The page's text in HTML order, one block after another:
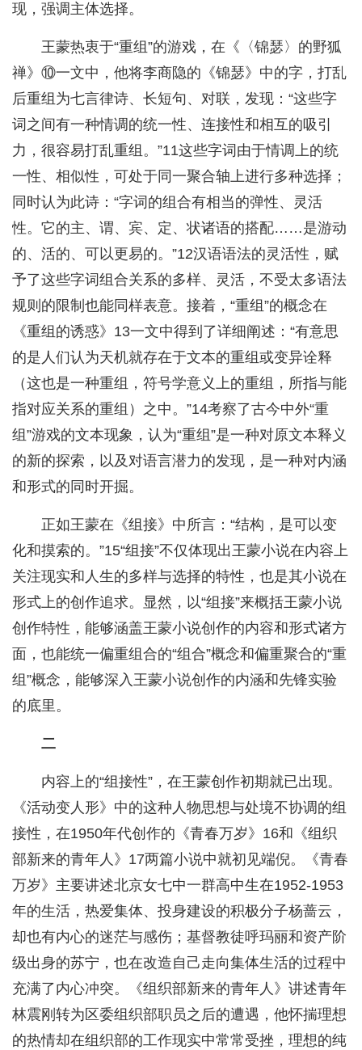
现，强调主体选择。
王蒙热衷于“重组”的游戏，在《〈锦瑟〉的野狐
禅》⑩一文中，他将李商隐的《锦瑟》中的字，打乱
后重组为七言律诗、长短句、对联，发现：“这些字
词之间有一种情调的统一性、连接性和相互的吸引
力，很容易打乱重组。”11这些字词由于情调上的统
一性、相似性，可处于同一聚合轴上进行多种选择；
同时认为此诗：“字词的组合有相当的弹性、灵活
性。它的主、谓、宾、定、状诸语的搭配……是游动
的、活的、可以更易的。”12汉语语法的灵活性，赋
予了这些字词组合关系的多样、灵活，不受太多语法
规则的限制也能同样表意。接着，“重组”的概念在
《重组的诱惑》13一文中得到了详细阐述：“有意思
的是人们认为天机就存在于文本的重组或变异诠释
（这也是一种重组，符号学意义上的重组，所指与能
指对应关系的重组）之中。”14考察了古今中外“重
组”游戏的文本现象，认为“重组”是一种对原文本释义
的新的探索，以及对语言潜力的发现，是一种对内涵
和形式的同时开掘。
正如王蒙在《组接》中所言：“结构，是可以变
化和摸索的。”15“组接”不仅体现出王蒙小说在内容上
关注现实和人生的多样与选择的特性，也是其小说在
形式上的创作追求。显然，以“组接”来概括王蒙小说
创作特性，能够涵盖王蒙小说创作的内容和形式诸方
面，也能统一偏重组合的“组合”概念和偏重聚合的“重
组”概念，能够深入王蒙小说创作的内涵和先锋实验
的底里。
二
内容上的“组接性”，在王蒙创作初期就已出现。
《活动变人形》中的这种人物思想与处境不协调的组
接性，在1950年代创作的《青春万岁》16和《组织
部新来的青年人》17两篇小说中就初见端倪。《青春
万岁》主要讲述北京女七中一群高中生在1952-1953
年的生活，热爱集体、投身建设的积极分子杨蔷云，
却也有内心的迷茫与感伤；基督教徒呼玛丽和资产阶
级出身的苏宁，也在改造自己走向集体生活的过程中
充满了内心冲突。《组织部新来的青年人》讲述青年
林震刚转为区委组织部职员之后的遭遇，他怀揣理想
的热情却在组织部的工作现实中常常受挫，理想的纯